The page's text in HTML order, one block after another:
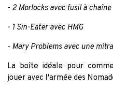
- 2 Morlocks avec fusil à chaîne
- 1 Sin-Eater avec HMG
- Mary Problems avec une
La boîte idéale pour
jouer avec l'armée des